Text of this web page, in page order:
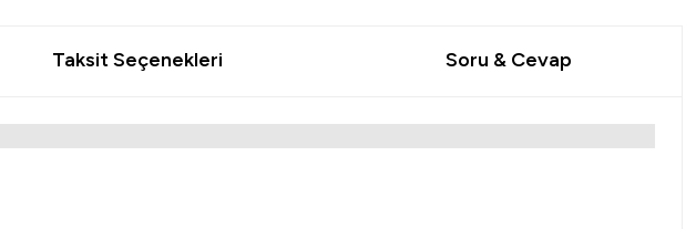
Taksit Seçenekleri Soru & Cevap